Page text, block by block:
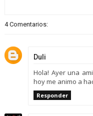
4 Comentarios:
Duli
Hola! Ayer una
hoy me animo a
Responder